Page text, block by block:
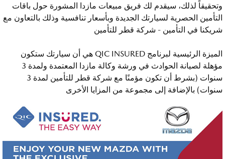
وتحقيقاً لذلك، سيقدم لك فريق مبيعات مازدا المشورة حول باقات
التأمين الحصرية لسيارتك الجديدة وبأسعار تنافسية وذلك بالتعاون مع
شريكنا في التأمين - شركة قطر للتأمين
الميزة الرئيسية لبرنامج QIC INSURED هي أن سيارتك ستكون
مؤهلة لصيانة الحوادث في ورشة وكالة مازدا المعتمدة ولمدة 3
سنوات (بشرط أن تكون مؤمنًا مع شركة قطر للتأمين لمدة 3
سنوات) بالإضافة إلى مجموعة من المزايا الأخرى